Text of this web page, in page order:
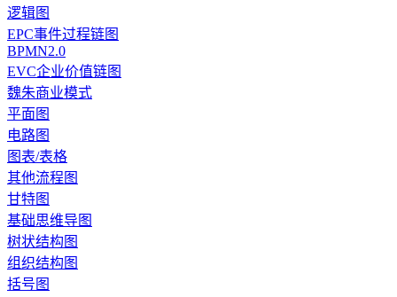
逻辑图
EPC事件过程链图
BPMN2.0
EVC企业价值链图
魏朱商业模式
平面图
电路图
图表/表格
其他流程图
甘特图
基础思维导图
树状结构图
组织结构图
括号图